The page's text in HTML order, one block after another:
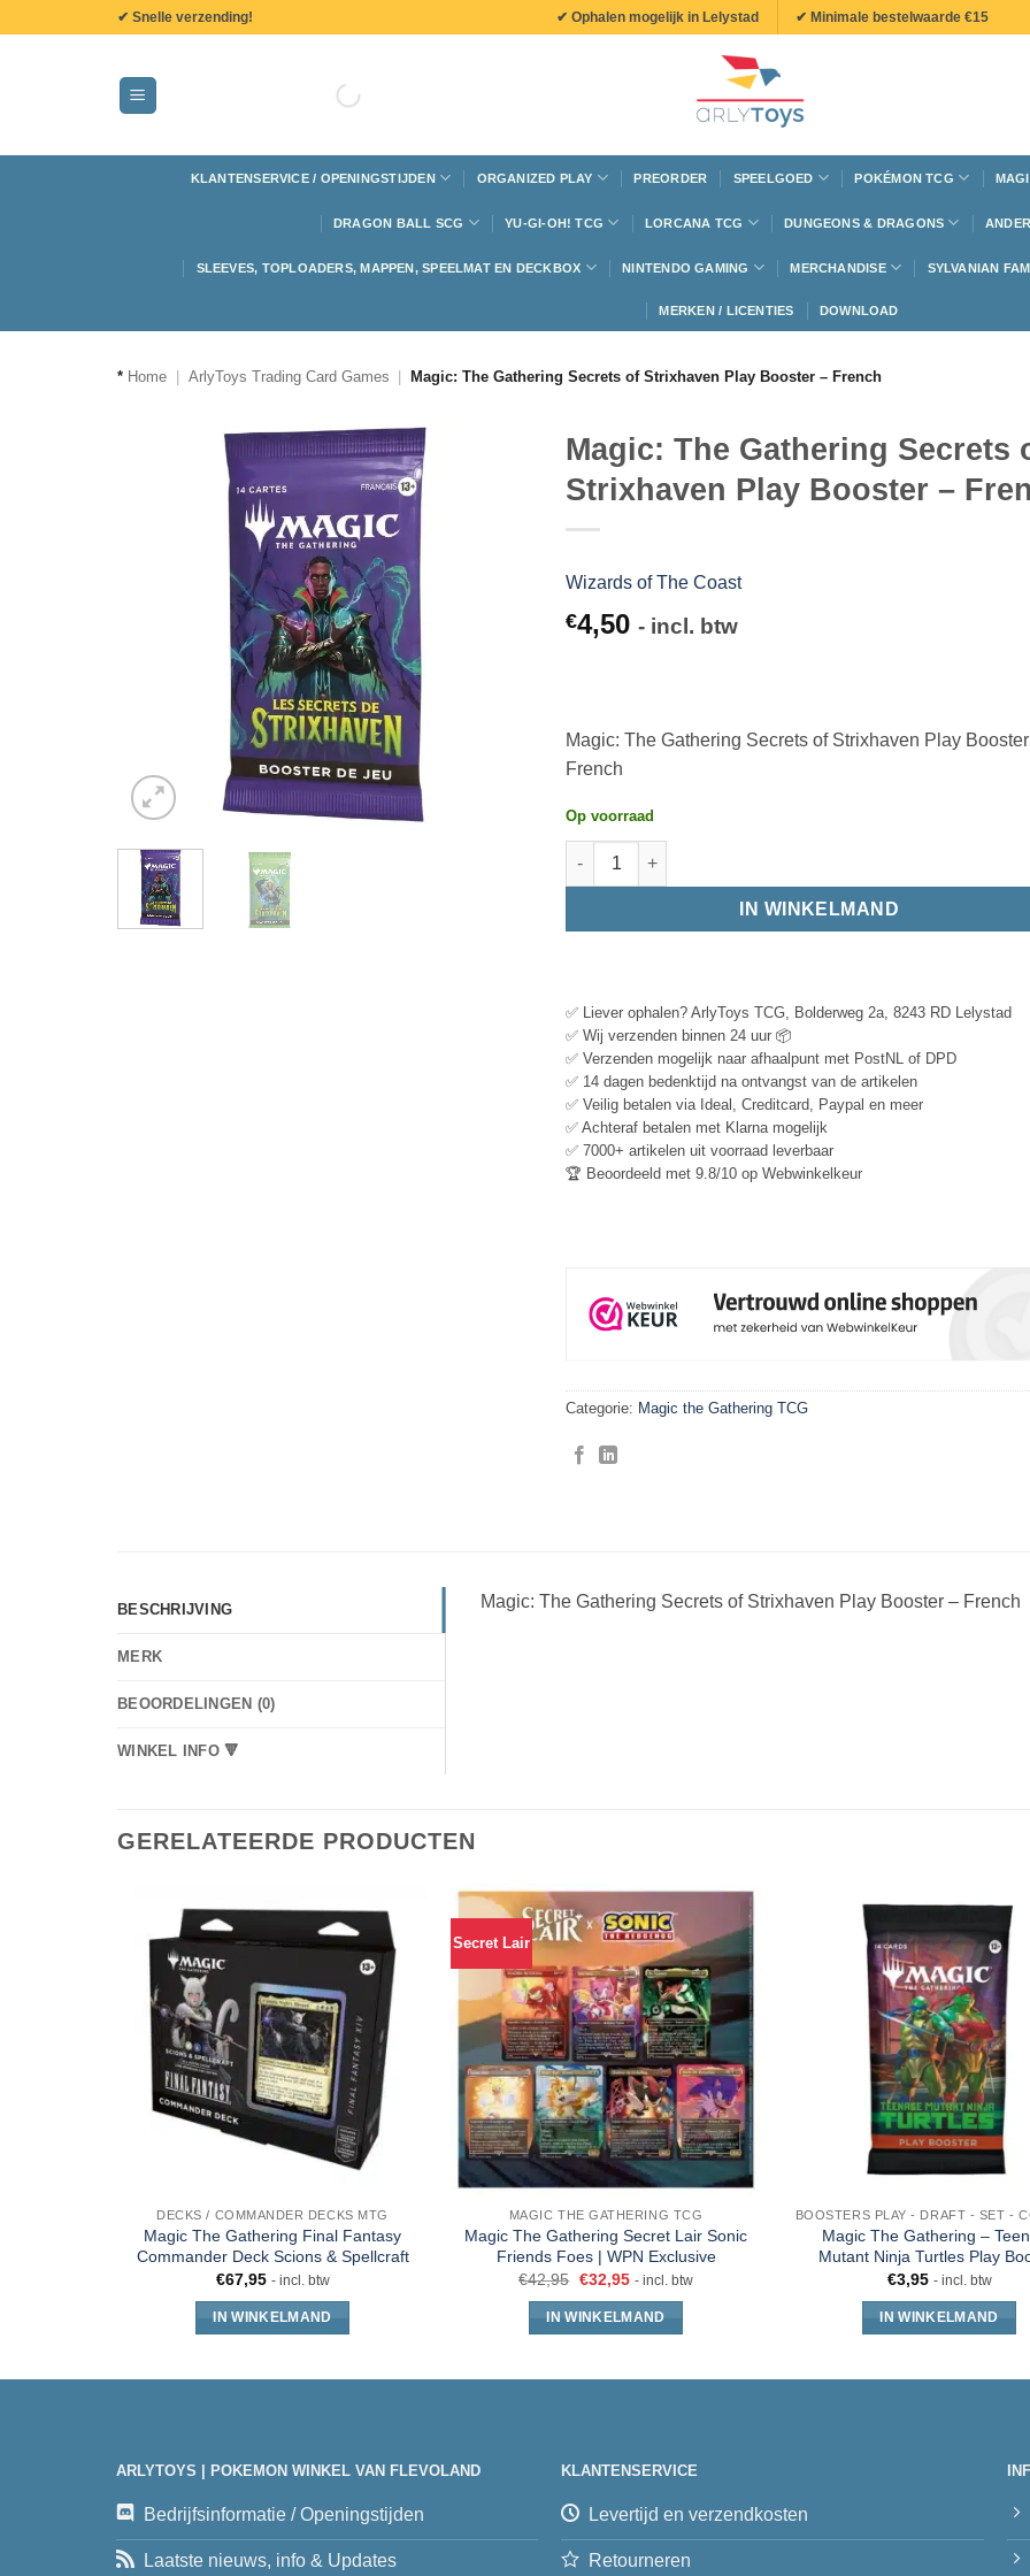
✔ Snelle verzending! ✔ Ophalen mogelijk in Lelystad ✔ Minimale bestelwaarde €15
KLANTENSERVICE / OPENINGSTIJDEN ORGANIZED PLAY PREORDER SPEELGOED POKÉMON TCG
DRAGON BALL SCG YU-GI-OH! TCG LORCANA TCG DUNGEONS & DRAGONS
SLEEVES, TOPLOADERS, MAPPEN, SPEELMAT EN DECKBOX NINTENDO GAMING MERCHANDISE SYLVANIAN
MERKEN / LICENTIES DOWNLOAD
* Home ArlyToys Trading Card Games Magic: The Gathering Secrets of Strixhaven Play Booster – French
Magic: The Gathering Secrets
Strixhaven Play Booster –
Wizards of The Coast
€4,50 - incl. btw
Magic: The Gathering Secrets of Strixhaven Play
French
Op voorraad
IN WINKELMAND
✅ Liever ophalen? ArlyToys TCG, Bolderweg 2a, 8243 RD Lelystad
✅ Wij verzenden binnen 24 uur 📦
✅ Verzenden mogelijk naar afhaalpunt met PostNL of DPD
✅ 14 dagen bedenktijd na ontvangst van de artikelen
✅ Veilig betalen via Ideal, Creditcard, Paypal en meer
✅ Achteraf betalen met Klarna mogelijk
✅ 7000+ artikelen uit voorraad leverbaar
🏆 Beoordeeld met 9.8/10 op Webwinkelkeur
Categorie: Magic the Gathering TCG
BESCHRIJVING
MERK
BEOORDELINGEN (0)
WINKEL INFO 🔻
Magic: The Gathering Secrets of Strixhaven Play Booster – French
GERELATEERDE PRODUCTEN
DECKS / COMMANDER DECKS MTG
Magic The Gathering Final Fantasy
Commander Deck Scions & Spellcraft
€67,95 - incl. btw
IN WINKELMAND
Secret Lair
MAGIC THE GATHERING TCG
Magic The Gathering Secret Lair Sonic
Friends Foes | WPN Exclusive
€42,95 €32,95 - incl. btw
IN WINKELMAND
Magic The Gathering –
Mutant Ninja Turtles Play
€3,95 - incl. btw
IN WINKELMAND
ARLYTOYS | POKEMON WINKEL VAN FLEVOLAND
Bedrijfsinformatie / Openingstijden
Laatste nieuws, info & Updates
KLANTENSERVICE
Levertijd en verzendkosten
Retourneren